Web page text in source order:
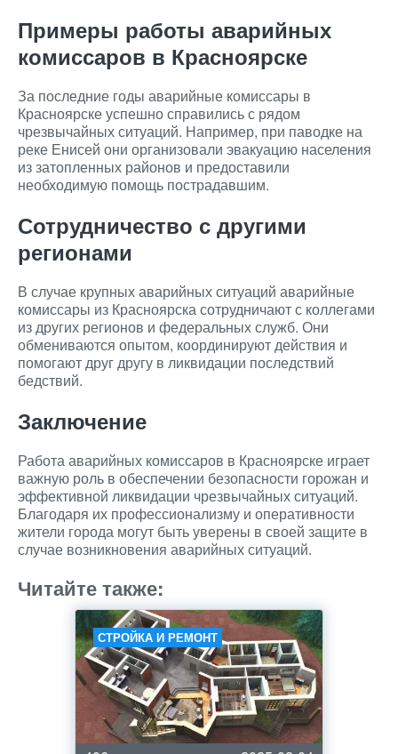
Примеры работы аварийных
комиссаров в Красноярске
За последние годы аварийные комиссары в
Красноярске успешно справились с рядом
чрезвычайных ситуаций. Например, при паводке на
реке Енисей они организовали эвакуацию населения
из затопленных районов и предоставили
необходимую помощь пострадавшим.
Сотрудничество с другими
регионами
В случае крупных аварийных ситуаций аварийные
комиссары из Красноярска сотрудничают с коллегами
из других регионов и федеральных служб. Они
обмениваются опытом, координируют действия и
помогают друг другу в ликвидации последствий
бедствий.
Заключение
Работа аварийных комиссаров в Красноярске играет
важную роль в обеспечении безопасности горожан и
эффективной ликвидации чрезвычайных ситуаций.
Благодаря их профессионализму и оперативности
жители города могут быть уверены в своей защите в
случае возникновения аварийных ситуаций.
Читайте также:
СТРОЙКА И РЕМОНТ